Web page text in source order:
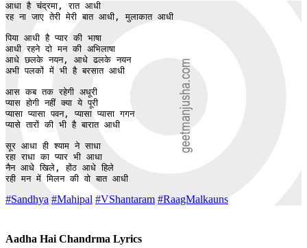
आधा है चंद्रमा, रात आधी
रह ना जाए तेरी मेरी बात आधी, मुलाकात आधी
पिया आधी है प्यार की भाषा
आधी रहने दो मन की अभिलाषा
आधे छलके नयन, आधे ढलके नयन
अभी पलकों में भी है बरसात आधी
आस कब तक रहेगी अधूरी
प्यास होगी नहीं क्या ये पूरी
प्यासा प्यासा पवन, प्यासा प्यासा गगन
प्यासे तारों की भी है बारात आधी
सूर आधा ही श्याम ने साधा
रहा राधा का प्यार भी आधा
नैन आधे खिले, होंठ आधे हिले
रही मन में मिलन की वो बात आधी
#Sandhya #Mahipal #VShantaram #RaagMalkauns
Aadha Hai Chandrma Lyrics